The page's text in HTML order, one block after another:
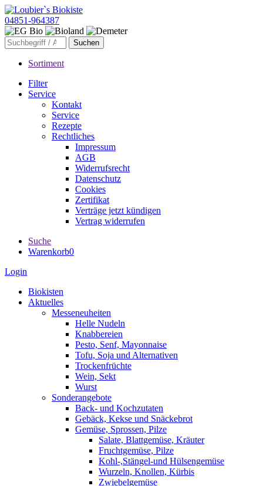
04851-964387
Sortiment
Filter
Service
Kontakt
Service
Rezepte
Rechtliches
Impressum
AGB
Widerrufsrecht
Datenschutz
Cookies
Zertifikat
Verträge jetzt kündigen
Vertrag widerrufen
Suche
Warenkorb0
Login
Biokisten
Aktuelles
Messeneuheiten
Helle Nudeln
Knabbereien
Pesto, Senf, Mayonnaise
Tofu, Soja und Alternativen
Trockenfrüchte
Wein, Sekt
Wurst
Sonderangebote
Back- und Kochzutaten
Gebäck, Kekse und Snäckebrot
Gemüse, Sprossen, Pilze
Salate, Blattgemüse, Kräuter
Fruchtgemüse, Pilze
Kohl-,Stängel-und Hülsengemüse
Wurzeln, Knollen, Kürbis
Zwiebelgemüse